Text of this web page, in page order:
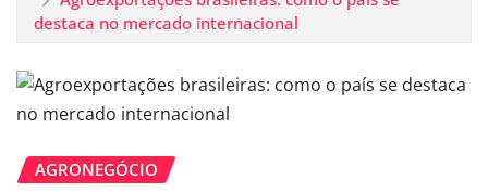
destaca no mercado internacional
AGRONEGÓCIO